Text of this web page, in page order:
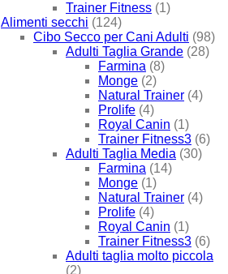
Trainer Fitness (1)
Alimenti secchi (124)
Cibo Secco per Cani Adulti (98)
Adulti Taglia Grande (28)
Farmina (8)
Monge (2)
Natural Trainer (4)
Prolife (4)
Royal Canin (1)
Trainer Fitness3 (6)
Adulti Taglia Media (30)
Farmina (14)
Monge (1)
Natural Trainer (4)
Prolife (4)
Royal Canin (1)
Trainer Fitness3 (6)
Adulti taglia molto piccola
(2)